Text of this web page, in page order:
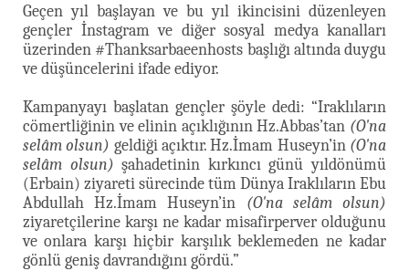
Geçen yıl başlayan ve bu yıl ikincisini düzenleyen
gençler İnstagram ve diğer sosyal medya kanalları
üzerinden #Thanksarbaeenhosts başlığı altında duygu
ve düşüncelerini ifade ediyor.
Kampanyayı başlatan gençler şöyle dedi: “Iraklıların
cömertliğinin ve elinin açıklığının Hz.Abbas’tan (O'na
selâm olsun) geldiği açıktır. Hz.İmam Huseyn’in (O'na
selâm olsun) şahadetinin kırkıncı günü yıldönümü
(Erbain) ziyareti sürecinde tüm Dünya Iraklıların Ebu
Abdullah Hz.İmam Huseyn’in (O'na selâm olsun)
ziyaretçilerine karşı ne kadar misafirperver olduğunu
ve onlara karşı hiçbir karşılık beklemeden ne kadar
gönlü geniş davrandığını gördü.”